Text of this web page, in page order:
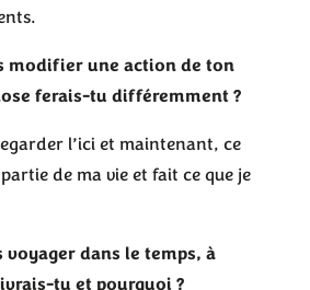
modifier une action de ton
ferais-tu différemment ?
l’ici et maintenant, ce
de ma vie et fait ce que je
voyager dans le temps, à
tu et pourquoi ?